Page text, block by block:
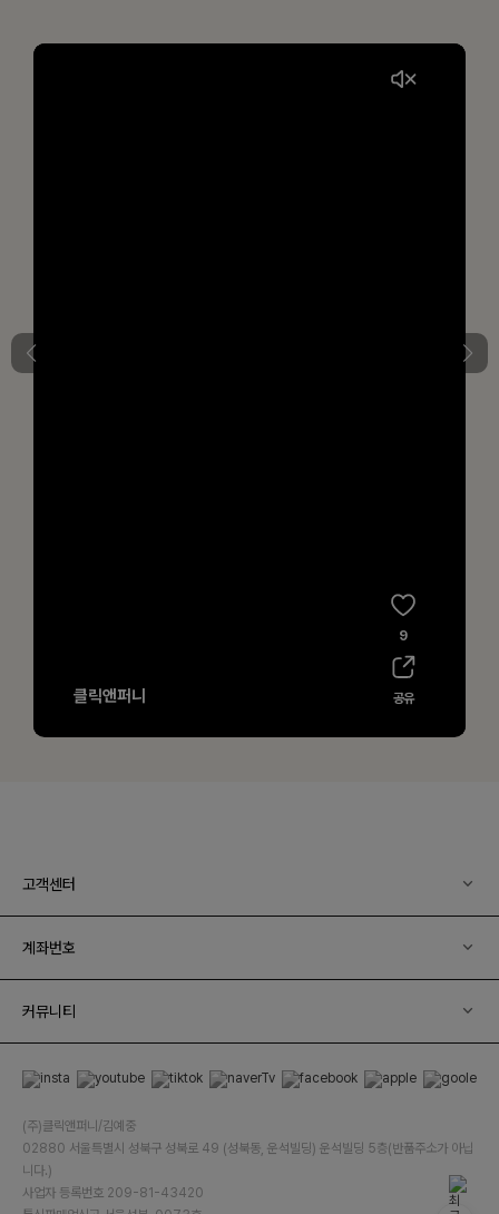
고객센터
계좌번호
커뮤니티
(주)클릭앤퍼니/김예중
02880 서울특별시 성북구 성북로 49 (성북동, 운석빌딩) 운석빌딩 5층(반품주소가 아닙
니다.)
사업자 등록번호 209-81-43420